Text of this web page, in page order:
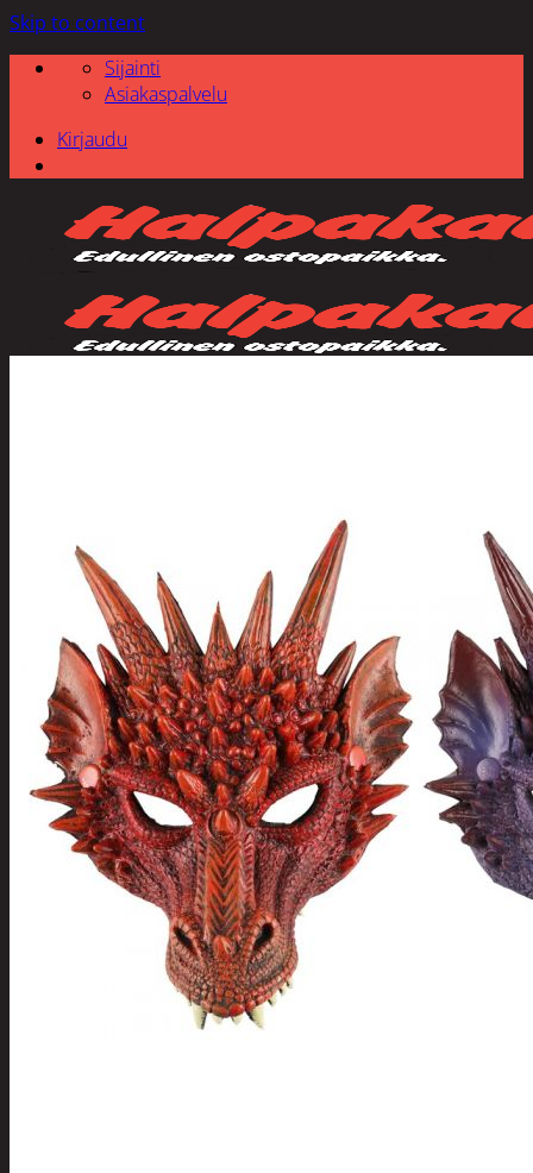
Skip to content
Sijainti
Asiakaspalvelu
Kirjaudu
Poistotuotteet
Kausituotteet
Joulu
Joulu- ja kausivalot
Eläimet ja
tontut
Kyntteliköt
Valoketjut ja
kuusenvalot
Joulukoristeet
Kranssit ja
asetelmat